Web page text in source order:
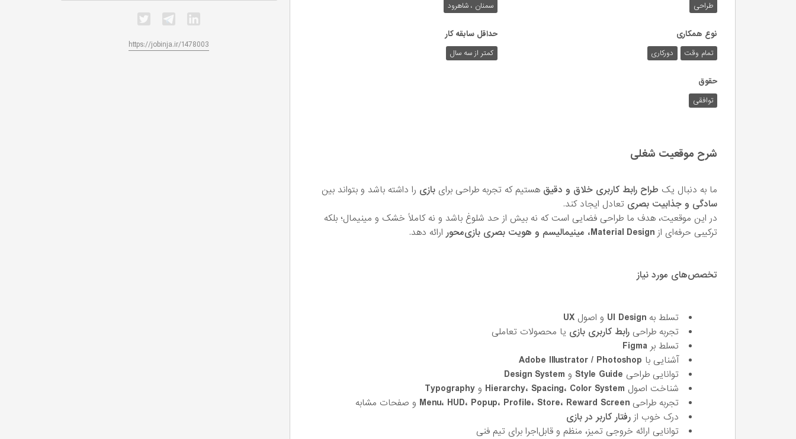
طراحی سمنان ، شاهرود
نوع همکاری
تمام وقت دورکاری
حداقل سابقه کار
کمتر از سه سال
حقوق
توافقی
شرح موقعیت شغلی
ما به دنبال یک طراح رابط کاربری خلاق و دقیق هستیم که تجربه طراحی برای بازی را داشته باشد و بتواند بین
سادگی و جذابیت بصری تعادل ایجاد کند.
در این موقعیت، هدف ما طراحی فضایی است که نه بیش از حد شلوغ باشد و نه کاملاً خشک و مینیمال؛ بلکه
ترکیبی حرفه‌ای از Material Design، مینیمالیسم و هویت بصری بازی‌محور ارائه دهد.
تخصص‌های مورد نیاز
تسلط به UI Design و اصول UX
تجربه طراحی رابط کاربری بازی یا محصولات تعاملی
تسلط بر Figma
آشنایی با Adobe Illustrator / Photoshop
توانایی طراحی Style Guide و Design System
شناخت اصول Hierarchy، Spacing، Color System و Typography
تجربه طراحی Menu، HUD، Popup، Profile، Store، Reward Screen و صفحات مشابه
درک خوب از رفتار کاربر در بازی
توانایی ارائه خروجی تمیز، منظم و قابل‌اجرا برای تیم فنی
https://jobinja.ir/1478003